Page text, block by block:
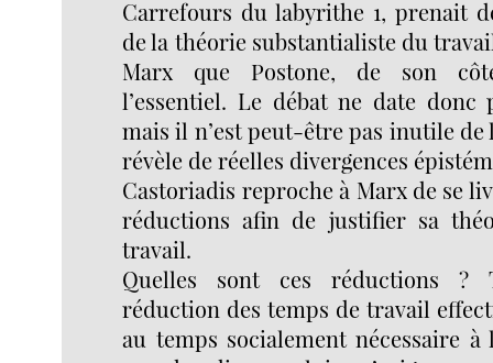
Carrefours du labyrithe 1, prenait
de la théorie substantialiste du
Marx que Postone, de son
l’essentiel. Le débat ne date donc
mais il n’est peut-être pas inutile
révèle de réelles divergences
Castoriadis reproche à Marx de se
réductions afin de justifier sa
travail.
Quelles sont ces réductions ?
réduction des temps de travail
au temps socialement nécessaire